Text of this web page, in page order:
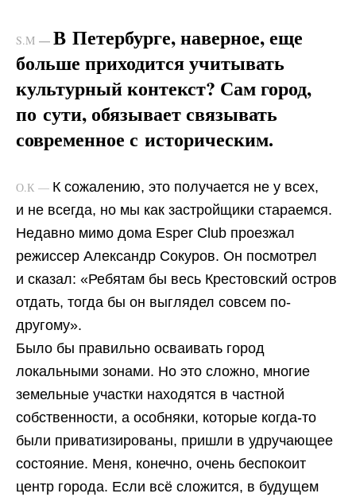
S.M —В Петербурге, наверное, еще
больше приходится учитывать
культурный контекст? Сам город,
по сути, обязывает связывать
современное с историческим.
О.К — К сожалению, это получается не у всех,
и не всегда, но мы как застройщики стараемся.
Недавно мимо дома Esper Club проезжал
режиссер Александр Сокуров. Он посмотрел
и сказал: «Ребятам бы весь Крестовский остров
отдать, тогда бы он выглядел совсем по-
другому».
Было бы правильно осваивать город
локальными зонами. Но это сложно, многие
земельные участки находятся в частной
собственности, а особняки, которые когда-то
были приватизированы, пришли в удручающее
состояние. Меня, конечно, очень беспокоит
центр города. Если всё сложится, в будущем